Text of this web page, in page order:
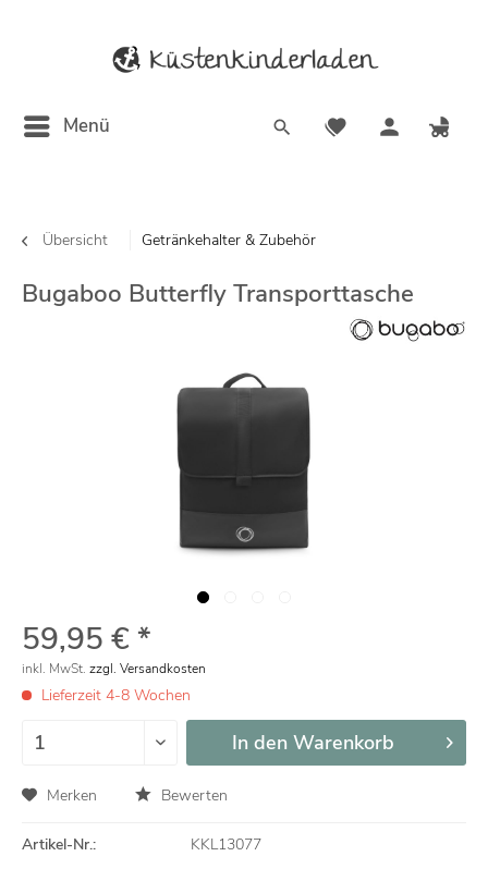
Menü
Übersicht Getränkehalter & Zubehör
Bugaboo Butterfly Transporttasche
59,95 € *
inkl. MwSt. zzgl. Versandkosten
Lieferzeit 4-8 Wochen
In den Warenkorb
Merken Bewerten
Artikel-Nr.: KKL13077